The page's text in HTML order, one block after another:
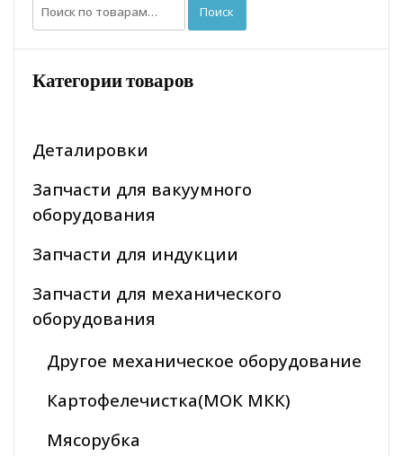
Искать: Поиск
Категории товаров
Деталировки
Запчасти для вакуумного
оборудования
Запчасти для индукции
Запчасти для механического
оборудования
Другое механическое оборудование
Картофелечистка(МОК МКК)
Мясорубка